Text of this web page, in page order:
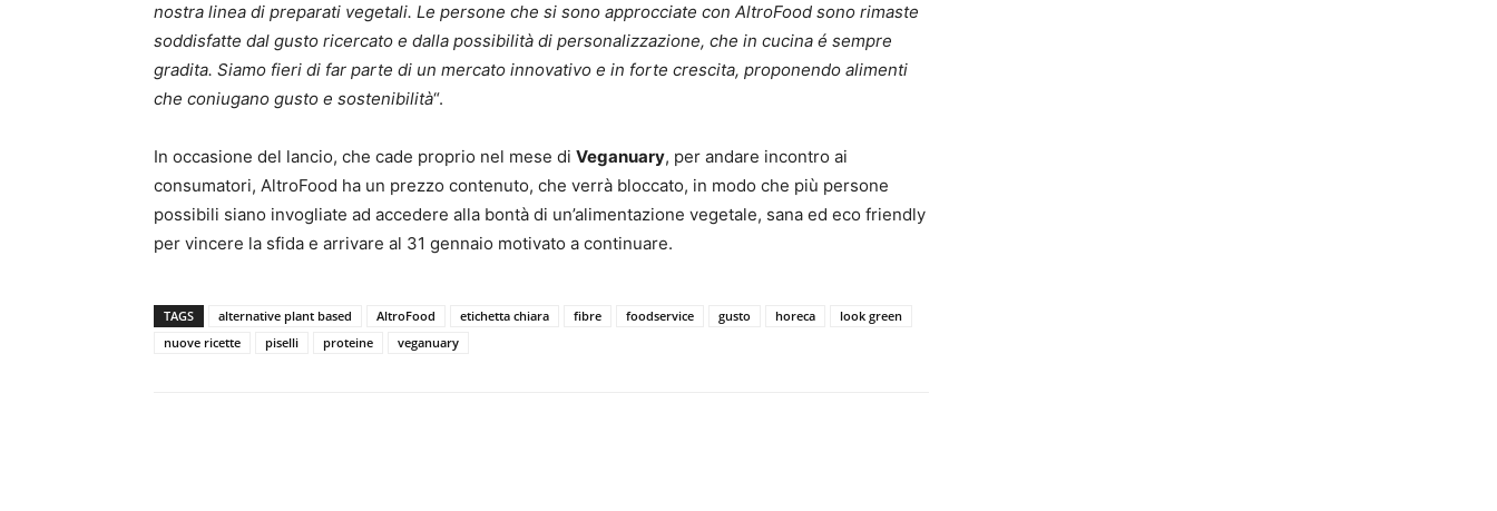
nostra linea di preparati vegetali. Le persone che si sono approcciate con AltroFood sono rimaste
soddisfatte dal gusto ricercato e dalla possibilità di personalizzazione, che in cucina é sempre
gradita. Siamo fieri di far parte di un mercato innovativo e in forte crescita, proponendo alimenti
che coniugano gusto e sostenibilità“.
In occasione del lancio, che cade proprio nel mese di Veganuary, per andare incontro ai
consumatori, AltroFood ha un prezzo contenuto, che verrà bloccato, in modo che più persone
possibili siano invogliate ad accedere alla bontà di un’alimentazione vegetale, sana ed eco friendly
per vincere la sfida e arrivare al 31 gennaio motivato a continuare.
TAGS alternative plant based AltroFood etichetta chiara fibre foodservice gusto horeca
look green
nuove ricette
piselli proteine veganuary